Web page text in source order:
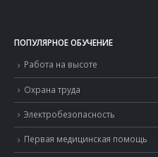
ПОПУЛЯРНОЕ ОБУЧЕНИЕ
Работа на высоте
Охрана труда
Электробезопасность
Первая медицинская помощь